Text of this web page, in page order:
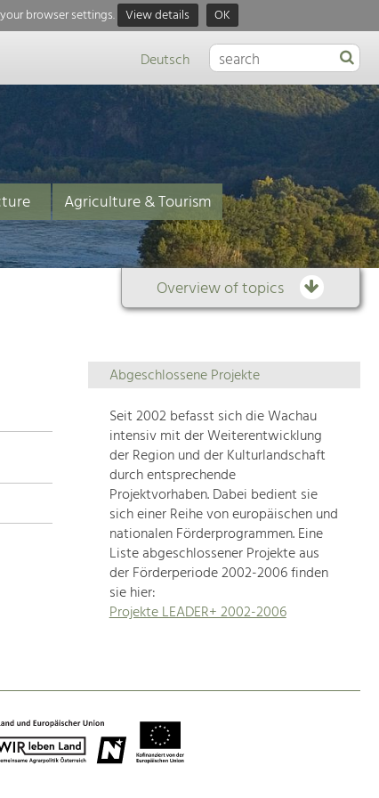
browser settings. View details OK
Deutsch
Agriculture & Tourism
Overview of topics
Overview
of
topics
Development
within
our
region
is
extremely
diverse.
Which
provide
you
with
an
Abgeschlossene Projekte
Seit 2002 befasst sich die Wachau
intensiv mit der Weiterentwicklung
der Region und der Kulturlandschaft
durch entsprechende
Projektvorhaben. Dabei bedient sie
sich einer Reihe von europäischen und
nationalen Förderprogrammen. Eine
Liste abgeschlossener Projekte aus
der Förderperiode 2002-2006 finden
sie hier:
Projekte LEADER+ 2002-2006